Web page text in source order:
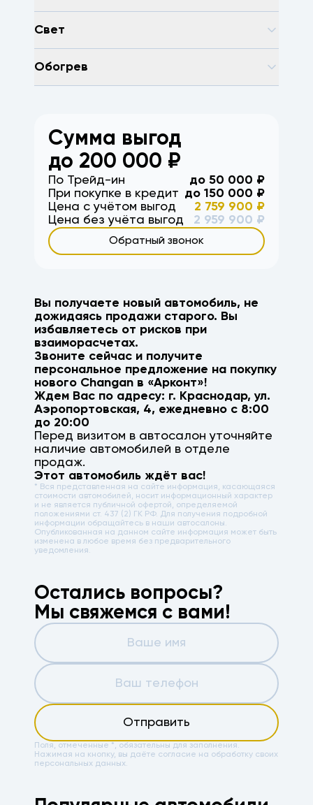
Свет
Обогрев
Сумма выгод
до 200 000 ₽
По Трейд-ин до 50 000 ₽
При покупке в кредит до 150 000 ₽
Цена с учётом выгод
2 759 900 ₽
Цена без учёта выгод
2 959 900 ₽
Обратный звонок
Вы получаете новый автомобиль, не
дожидаясь продажи старого. Вы
избавляетесь от рисков при
взаиморасчетах.
Звоните сейчас и получите
персональное предложение на покупку
нового Changan в «Арконт»!
Ждем Вас по адресу: г. Краснодар,ул.
Аэропортовская, 4, ежедневно с 8:00
до 20:00
Перед визитом в автосалон уточняйте
наличие автомобилей в отделе
продаж.
Этот автомобиль ждёт вас!
* Вся представленная на сайте информация, касающаяся
стоимости автомобилей, носит информационный характер
и не является публичной офертой, определяемой
положениями ст. 437 (2) ГК РФ. Для получения подробной
информации обращайтесь в наши автосалоны.
Опубликованная на данном сайте информация может быть
изменена в любое время без предварительного
уведомления.
Остались вопросы?
Мы свяжемся с вами!
Отправить
Поля, отмеченные *, обязательны для заполнения.
Нажимая на кнопку, вы даёте согласие на обработку своих
персональных данных.